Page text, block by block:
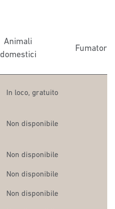
Animali
domestici
Fumatori
In loco, gratuito
Non disponibile
Non disponibile
Non disponibile
Non disponibile